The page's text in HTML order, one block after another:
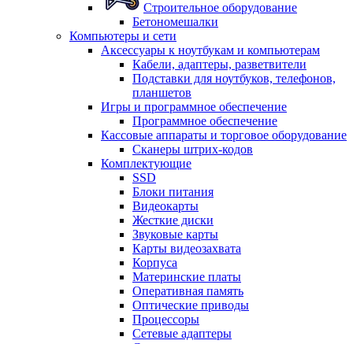
Строительное оборудование
Бетономешалки
Компьютеры и сети
Аксессуары к ноутбукам и компьютерам
Кабели, адаптеры, разветвители
Подставки для ноутбуков, телефонов,
планшетов
Игры и программное обеспечение
Программное обеспечение
Кассовые аппараты и торговое оборудование
Сканеры штрих-кодов
Комплектующие
SSD
Блоки питания
Видеокарты
Жесткие диски
Звуковые карты
Карты видеозахвата
Корпуса
Материнские платы
Оперативная память
Оптические приводы
Процессоры
Сетевые адаптеры